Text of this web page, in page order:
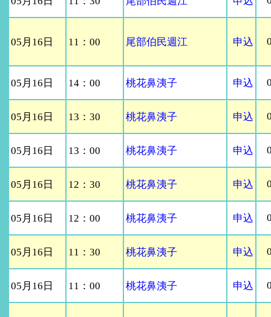
05月16日 11：00 尾部伯民週江 申込
05月16日 14：00 桃花鼻洟子 申込
05月16日 13：30 桃花鼻洟子 申込
05月16日 13：00 桃花鼻洟子 申込
05月16日 12：30 桃花鼻洟子 申込
05月16日 12：00 桃花鼻洟子 申込
05月16日 11：30 桃花鼻洟子 申込
05月16日 11：00 桃花鼻洟子 申込